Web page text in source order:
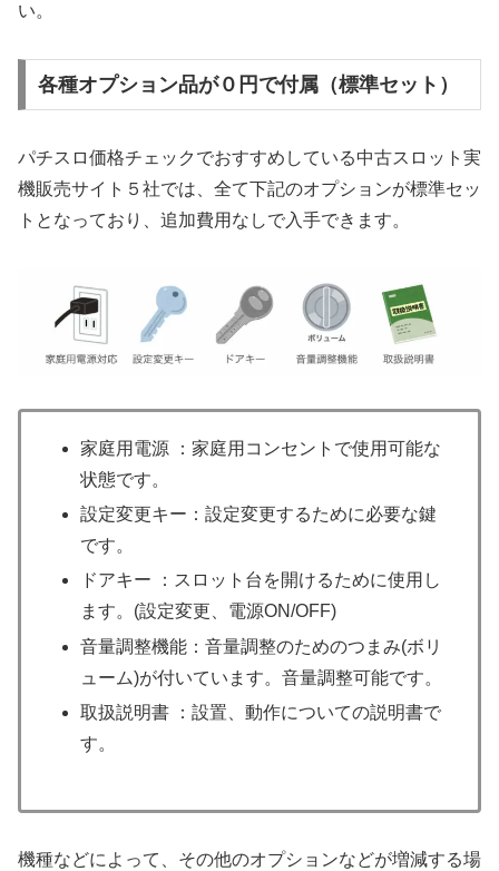
い。
各種オプション品が０円で付属（標準セット）
パチスロ価格チェックでおすすめしている中古スロット実
機販売サイト５社では、全て下記のオプションが標準セッ
トとなっており、追加費用なしで入手できます。
家庭用電源 ：家庭用コンセントで使用可能な
状態です。
設定変更キー：設定変更するために必要な鍵
です。
ドアキー ：スロット台を開けるために使用し
ます。(設定変更、電源ON/OFF)
音量調整機能：音量調整のためのつまみ(ボリ
ューム)が付いています。音量調整可能です。
取扱説明書 ：設置、動作についての説明書で
す。
機種などによって、その他のオプションなどが増減する場